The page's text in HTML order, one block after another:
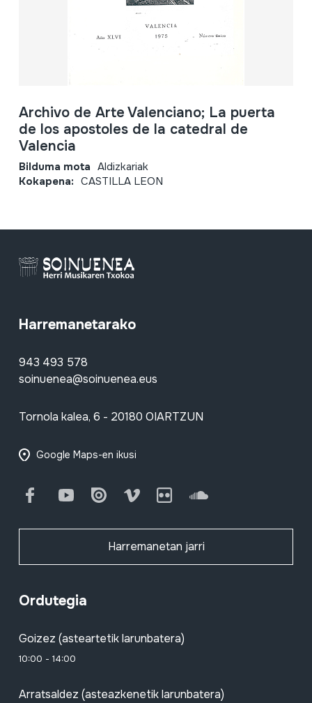
Archivo de Arte Valenciano; La puerta
de los apostoles de la catedral de
Valencia
Bilduma mota Aldizkariak
Kokapena: CASTILLA LEON
Harremanetarako
943 493 578
soinuenea@soinuenea.eus
Tornola kalea, 6 - 20180 OIARTZUN
Google Maps-en ikusi
FacebookYoutube Issuu Vimeo Flickr SoundCloud
Harremanetan jarri
Ordutegia
Goizez (asteartetik larunbatera)
10:00 - 14:00
Arratsaldez (asteazkenetik larunbatera)